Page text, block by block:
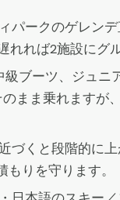
パークのゲレン
れば2施設にグ
ブーツ、ジュ
まま乗れます
づくと段階的に
りを守ります。